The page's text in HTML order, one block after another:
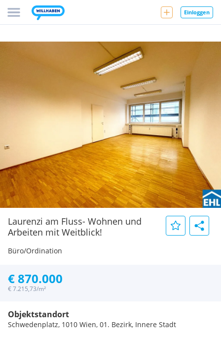
Einloggen
Laurenzi am Fluss- Wohnen und
Arbeiten mit Weitblick!
Büro/Ordination
€ 870.000
€ 7.215,73/m²
Objektstandort
Schwedenplatz, 1010 Wien, 01. Bezirk, Innere Stadt